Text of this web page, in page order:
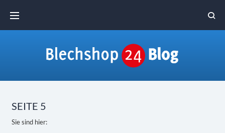
content
SEITE 5
Sie sind hier: